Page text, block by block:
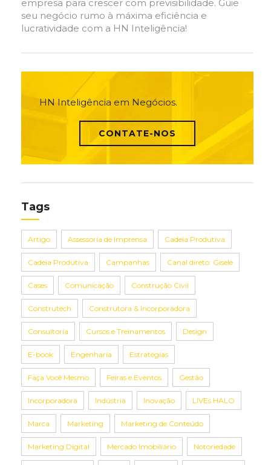
empresa para crescer com previsibilidade. Guie
seu negócio rumo à máxima eficiência e
lucratividade com a HN Inteligência!
HN Inteligência em Negócios.
CONTATE-NOS
Tags
Artigo Assessoria de Imprensa Cadeia Produtiva
Cadeia Produtiva Campanhas Canal direto: Gisele
Cases Comunicação Construção Civil
Construtech Construtora & Incorporadora
Consultoria Cursos e Treinamentos Design
E-book Engenharia Estratégias
Faça Você Mesmo Feiras e Eventos Gestão
Incorporadora Indústria Inovação LIVEs HALO
Marca Marketing Marketing de Conteúdo
Marketing Digital Mercado Imobiliário Notoriedade